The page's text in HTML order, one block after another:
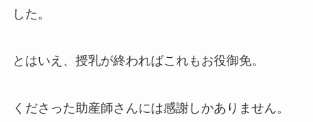
した。
とはいえ、授乳が終わればこれもお役御免。
くださった助産師さんには感謝しかありません。